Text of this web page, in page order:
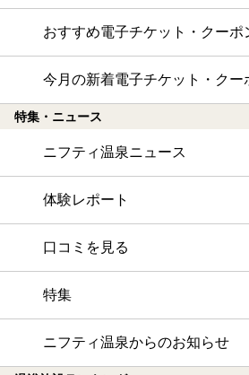
おすすめ電子チケット・クーポ
今月の新着電子チケット・クー
特集・ニュース
ニフティ温泉ニュース
体験レポート
口コミを見る
特集
ニフティ温泉からのお知らせ